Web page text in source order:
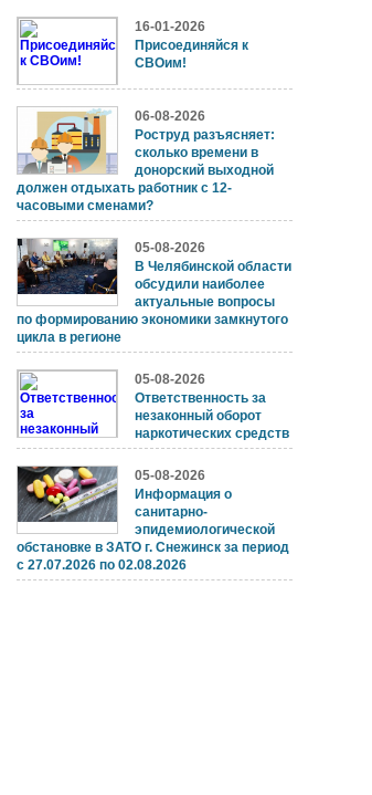
16-01-2026
Присоединяйся к
СВОим!
06-08-2026
Роструд разъясняет:
сколько времени в
донорский выходной
должен отдыхать работник с 12-
часовыми сменами?
05-08-2026
В Челябинской области
обсудили наиболее
актуальные вопросы
по формированию экономики замкнутого
цикла в регионе
05-08-2026
Ответственность за
незаконный оборот
наркотических средств
05-08-2026
Информация о
санитарно-
эпидемиологической
обстановке в ЗАТО г. Снежинск за период
с 27.07.2026 по 02.08.2026